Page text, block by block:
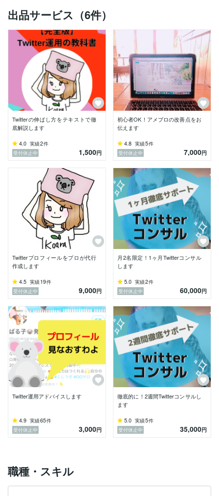
出品サービス（6件）
Twitterの伸ばし方をテキストで徹
底解説します
4.0 実績2件
受付休止中
1,500円
初心者OK！アメブロの改善点をお
伝えます
4.8 実績5件
受付休止中
7,000円
Twitterプロフィールをプロが代行
作成します
4.5 実績19件
受付休止中
9,000円
月2名限定！1ヶ月Twitterコンサル
します
5.0 実績2件
受付休止中
60,000円
Twitter運用アドバイスします
4.9 実績65件
受付休止中
3,000円
徹底的に！2週間Twitterコンサルし
ます
5.0 実績5件
受付休止中
35,000円
職種・スキル